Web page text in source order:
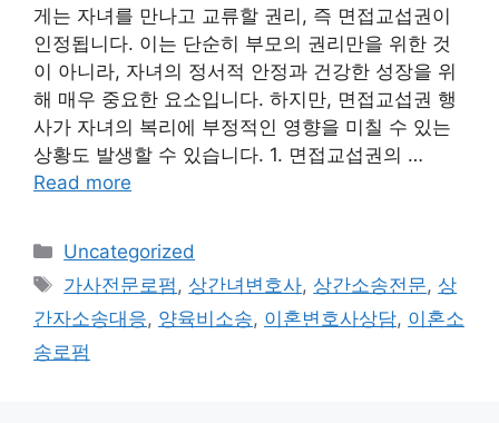
게는 자녀를 만나고 교류할 권리, 즉 면접교섭권이
인정됩니다. 이는 단순히 부모의 권리만을 위한 것
이 아니라, 자녀의 정서적 안정과 건강한 성장을 위
해 매우 중요한 요소입니다. 하지만, 면접교섭권 행
사가 자녀의 복리에 부정적인 영향을 미칠 수 있는
상황도 발생할 수 있습니다. 1. 면접교섭권의 …
Read more
Categories
Uncategorized
Tags
가사전문로펌 , 상간녀변호사, 상간소송전문, 상
간자소송대응, 양육비소송, 이혼변호사상담, 이혼소
송로펌